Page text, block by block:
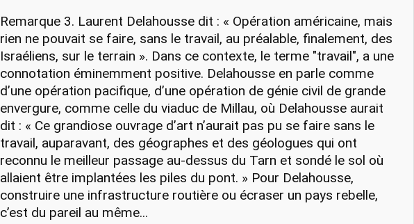
Remarque 3. Laurent Delahousse dit : « Opération américaine, mais
rien ne pouvait se faire, sans le travail, au préalable, finalement, des
Israéliens, sur le terrain ». Dans ce contexte, le terme "travail", a une
connotation éminemment positive. Delahousse en parle comme
d’une opération pacifique, d’une opération de génie civil de grande
envergure, comme celle du viaduc de Millau, où Delahousse aurait
dit : « Ce grandiose ouvrage d’art n’aurait pas pu se faire sans le
travail, auparavant, des géographes et des géologues qui ont
reconnu le meilleur passage au-dessus du Tarn et sondé le sol où
allaient être implantées les piles du pont. » Pour Delahousse,
construire une infrastructure routière ou écraser un pays rebelle,
c’est du pareil au même...